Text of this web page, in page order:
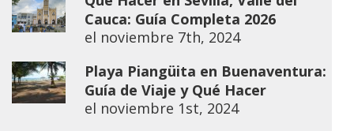
Cauca: Guía Completa 2026
el noviembre 7th, 2024
Playa Piangüita en Buenaventura:
Guía de Viaje y Qué Hacer
el noviembre 1st, 2024